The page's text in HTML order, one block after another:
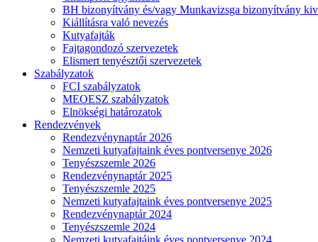
BH bizonyítvány és/vagy Munkavizsga bizonyítvány
Kiállításra való nevezés
Kutyafajták
Fajtagondozó szervezetek
Elismert tenyésztői szervezetek
Szabályzatok
FCI szabályzatok
MEOESZ szabályzatok
Elnökségi határozatok
Rendezvények
Rendezvénynaptár 2026
Nemzeti kutyafajtaink éves pontversenye 2026
Tenyészszemle 2026
Rendezvénynaptár 2025
Tenyészszemle 2025
Nemzeti kutyafajtaink éves pontversenye 2025
Rendezvénynaptár 2024
Tenyészszemle 2024
Nemzeti kutyafajtáink éves pontversenye 2024